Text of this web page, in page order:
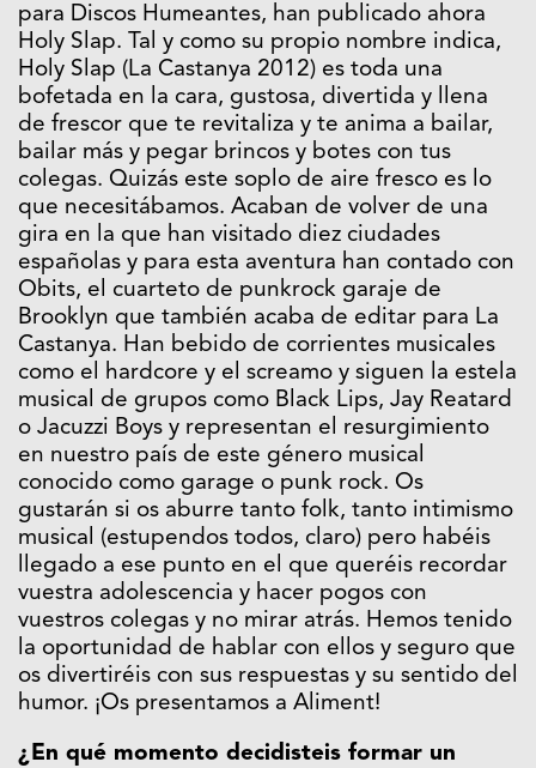
para Discos Humeantes, han publicado ahora
Holy Slap. Tal y como su propio nombre indica,
Holy Slap (La Castanya 2012) es toda una
bofetada en la cara, gustosa, divertida y llena
de frescor que te revitaliza y te anima a bailar,
bailar más y pegar brincos y botes con tus
colegas. Quizás este soplo de aire fresco es lo
que necesitábamos. Acaban de volver de una
gira en la que han visitado diez ciudades
españolas y para esta aventura han contado con
Obits, el cuarteto de punkrock garaje de
Brooklyn que también acaba de editar para La
Castanya. Han bebido de corrientes musicales
como el hardcore y el screamo y siguen la estela
musical de grupos como Black Lips, Jay Reatard
o Jacuzzi Boys y representan el resurgimiento
en nuestro país de este género musical
conocido como garage o punk rock. Os
gustarán si os aburre tanto folk, tanto intimismo
musical (estupendos todos, claro) pero habéis
llegado a ese punto en el que queréis recordar
vuestra adolescencia y hacer pogos con
vuestros colegas y no mirar atrás. Hemos tenido
la oportunidad de hablar con ellos y seguro que
os divertiréis con sus respuestas y su sentido del
humor. ¡Os presentamos a Aliment!
¿En qué momento decidisteis formar un